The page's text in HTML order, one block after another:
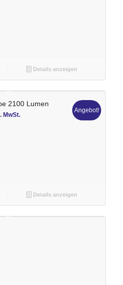
Details anzeigen
2100 Lumen
MwSt.
Angebot!
Details anzeigen